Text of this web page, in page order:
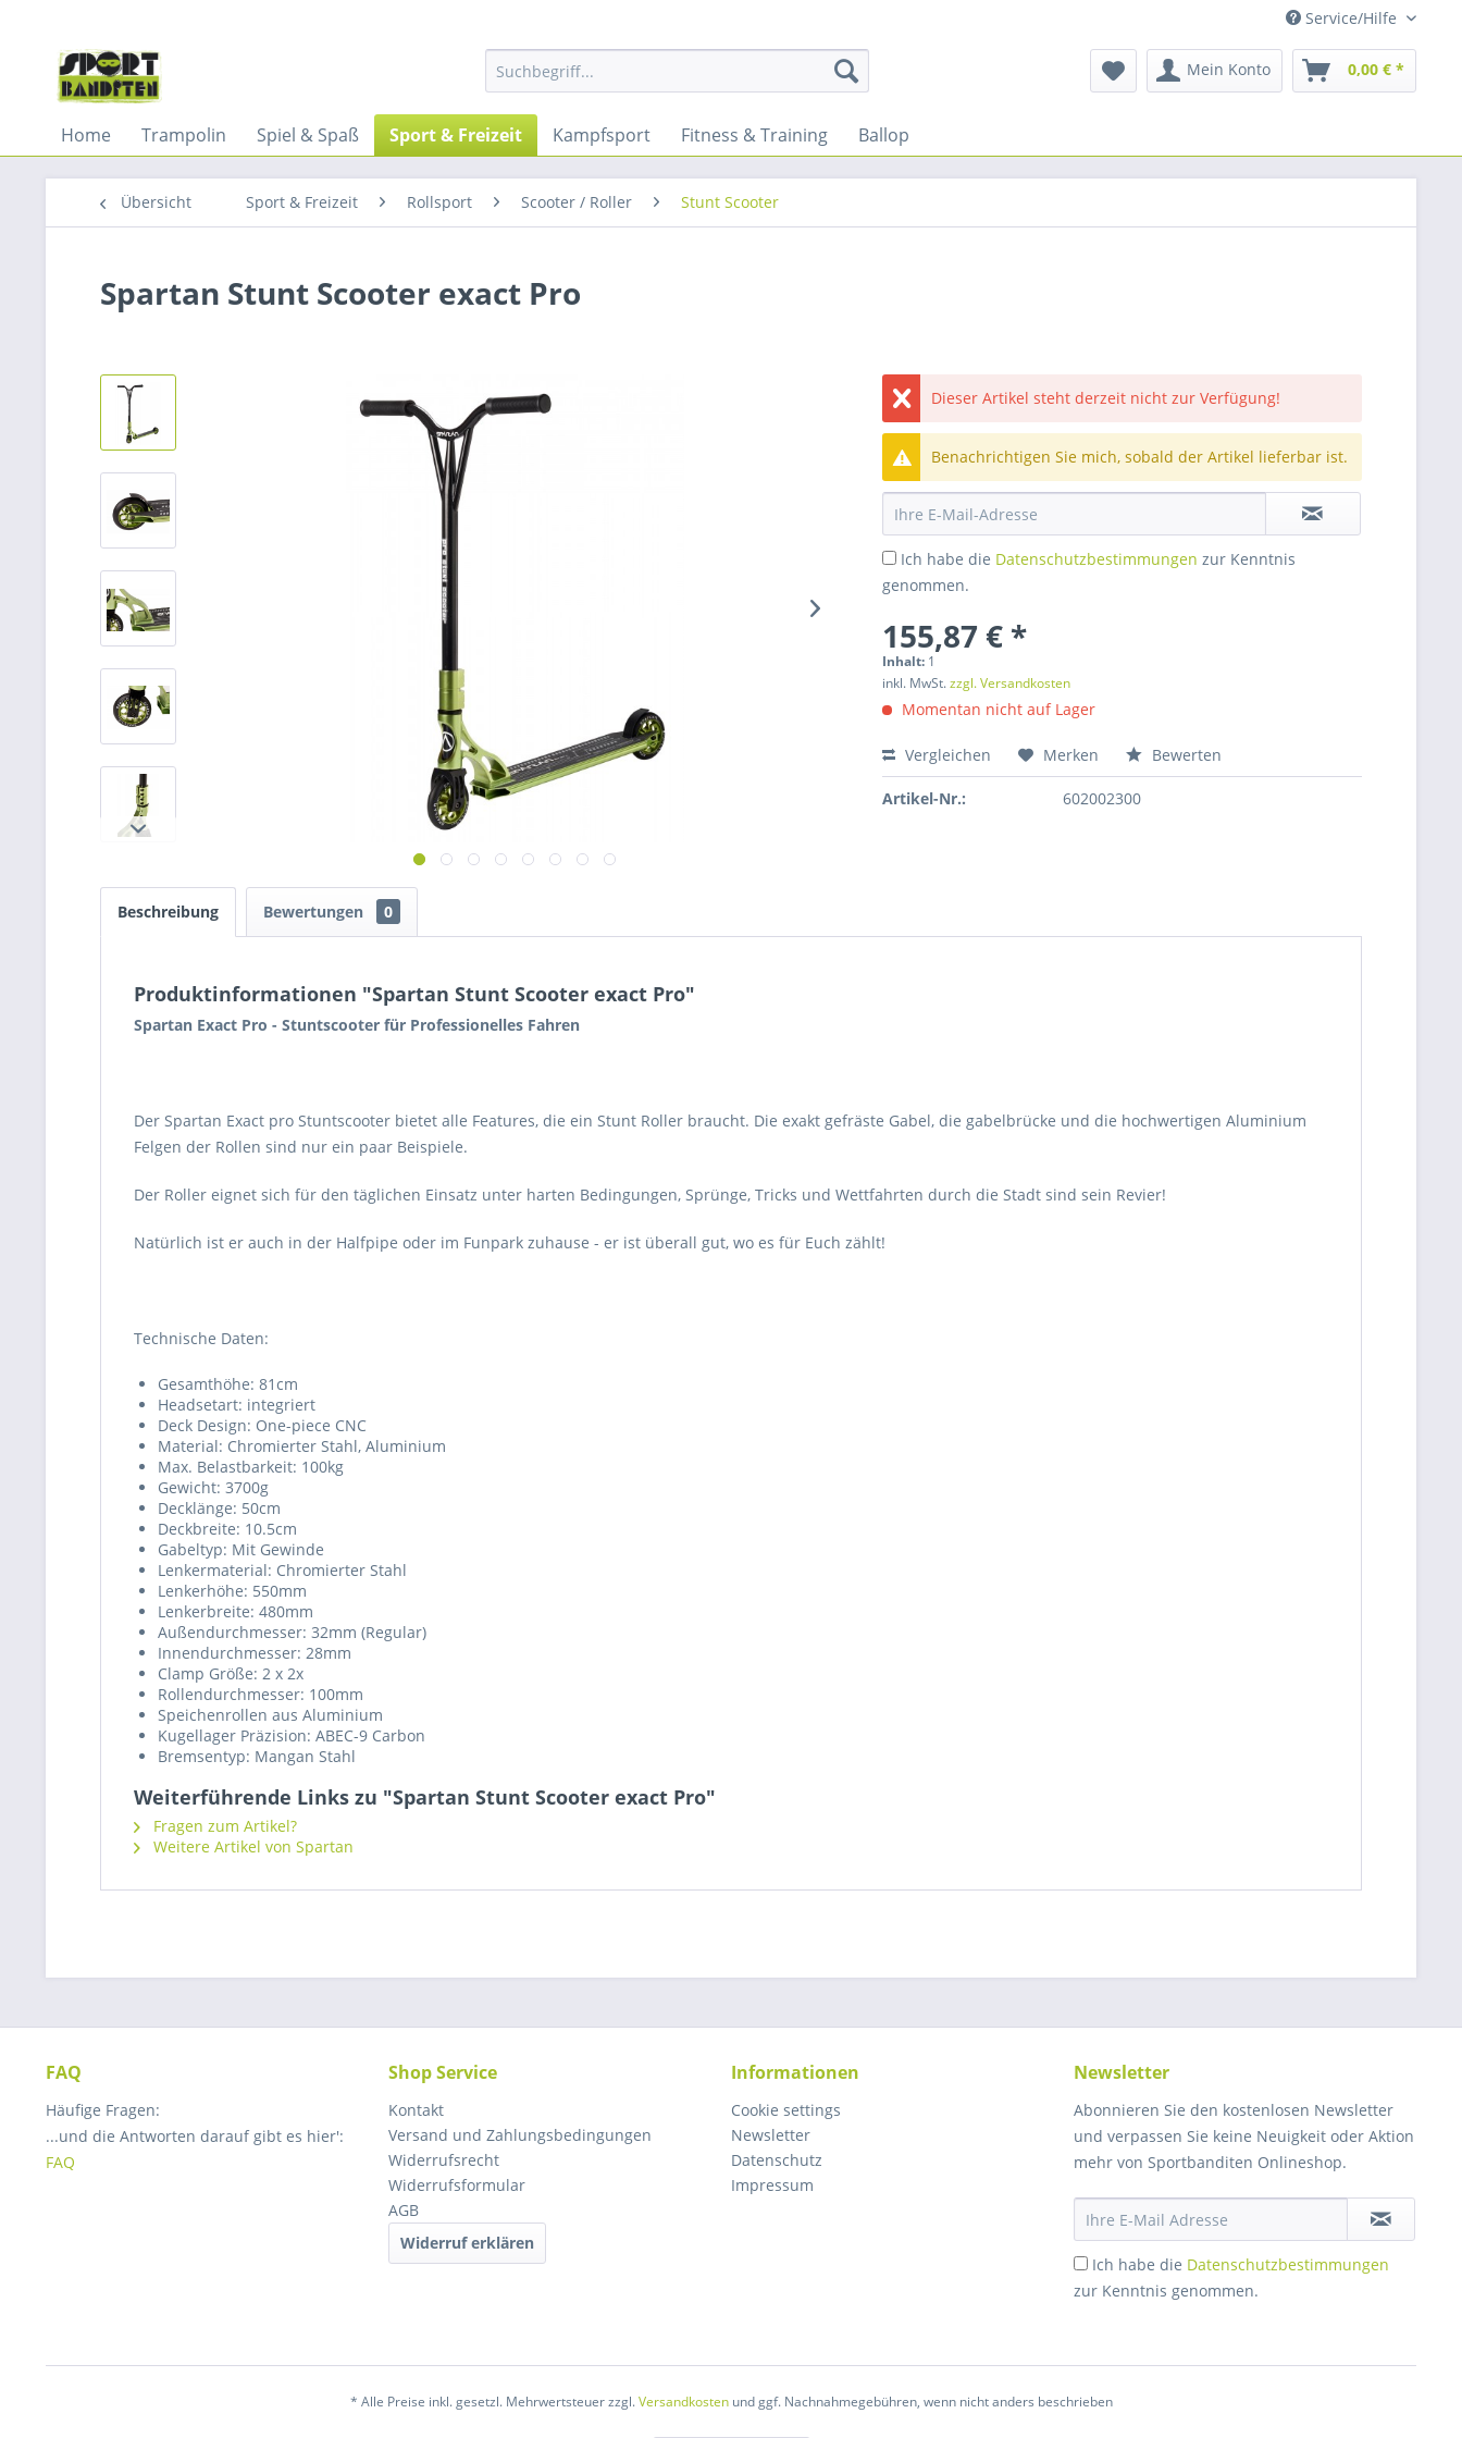
Service/Hilfe
Mein Konto 0,00 € *
Home Trampolin Spiel & Spaß Sport & Freizeit Kampfsport Fitness & Training Ballop
Übersicht Sport & Freizeit Rollsport Scooter / Roller Stunt Scooter
Spartan Stunt Scooter exact Pro
Dieser Artikel steht derzeit nicht zur Verfügung!
Benachrichtigen Sie mich, sobald der Artikel lieferbar ist.
Ich habe die Datenschutzbestimmungen zur Kenntnis
genommen.
155,87 € *
Inhalt: 1
inkl. MwSt.zzgl. Versandkosten
Momentan nicht auf Lager
Vergleichen Merken Bewerten
Artikel-Nr.: 602002300
Beschreibung Bewertungen 0
Produktinformationen "Spartan Stunt Scooter exact Pro"
Spartan Exact Pro - Stuntscooter für Professionelles Fahren
Der Spartan Exact pro Stuntscooter bietet alle Features, die ein Stunt Roller braucht. Die exakt gefräste Gabel, die gabelbrücke und die hochwertigen Aluminium
Felgen der Rollen sind nur ein paar Beispiele.
Der Roller eignet sich für den täglichen Einsatz unter harten Bedingungen, Sprünge, Tricks und Wettfahrten durch die Stadt sind sein Revier!
Natürlich ist er auch in der Halfpipe oder im Funpark zuhause - er ist überall gut, wo es für Euch zählt!
Technische Daten:
Gesamthöhe: 81cm
Headsetart: integriert
Deck Design: One-piece CNC
Material: Chromierter Stahl, Aluminium
Max. Belastbarkeit: 100kg
Gewicht: 3700g
Decklänge: 50cm
Deckbreite: 10.5cm
Gabeltyp: Mit Gewinde
Lenkermaterial: Chromierter Stahl
Lenkerhöhe: 550mm
Lenkerbreite: 480mm
Außendurchmesser: 32mm (Regular)
Innendurchmesser: 28mm
Clamp Größe: 2 x 2x
Rollendurchmesser: 100mm
Speichenrollen aus Aluminium
Kugellager Präzision: ABEC-9 Carbon
Bremsentyp: Mangan Stahl
Weiterführende Links zu "Spartan Stunt Scooter exact Pro"
Fragen zum Artikel?
Weitere Artikel von Spartan
FAQ
Häufige Fragen:
...und die Antworten darauf gibt es hier':
FAQ
Shop Service
Kontakt
Versand und Zahlungsbedingungen
Widerrufsrecht
Widerrufsformular
AGB
Widerruf erklären
Informationen
Cookie settings
Newsletter
Datenschutz
Impressum
Newsletter
Abonnieren Sie den kostenlosen Newsletter
und verpassen Sie keine Neuigkeit oder Aktion
mehr von Sportbanditen Onlineshop.
Ich habe die Datenschutzbestimmungen
zur Kenntnis genommen.
* Alle Preise inkl. gesetzl. Mehrwertsteuer zzgl.Versandkostenund ggf. Nachnahmegebühren, wenn nicht anders beschrieben